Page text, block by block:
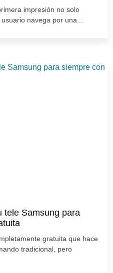
impresión no solo
navega por una...
tele Samsung para
gratuita que hace
tradicional, pero